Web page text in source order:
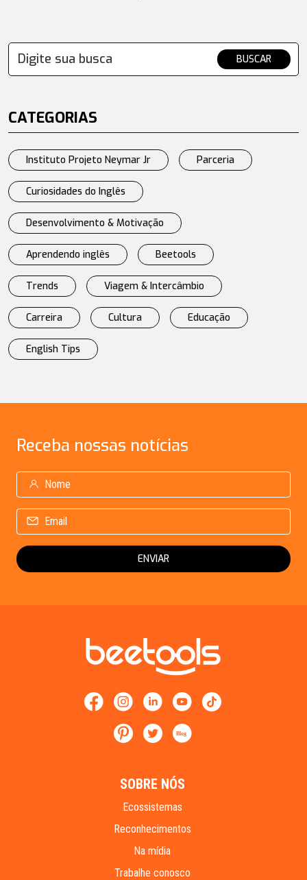
BUSCAR
CATEGORIAS
Instituto Projeto Neymar Jr Parceria
Curiosidades do Inglês
Desenvolvimento & Motivação
Aprendendo inglês Beetools
Trends Viagem & Intercâmbio
Carreira Cultura Educação
English Tips
Receba nossas notícias
ENVIAR
Blog
SOBRE NÓS
Ecossistemas
Reconhecimentos
Na mídia
Trabalhe conosco